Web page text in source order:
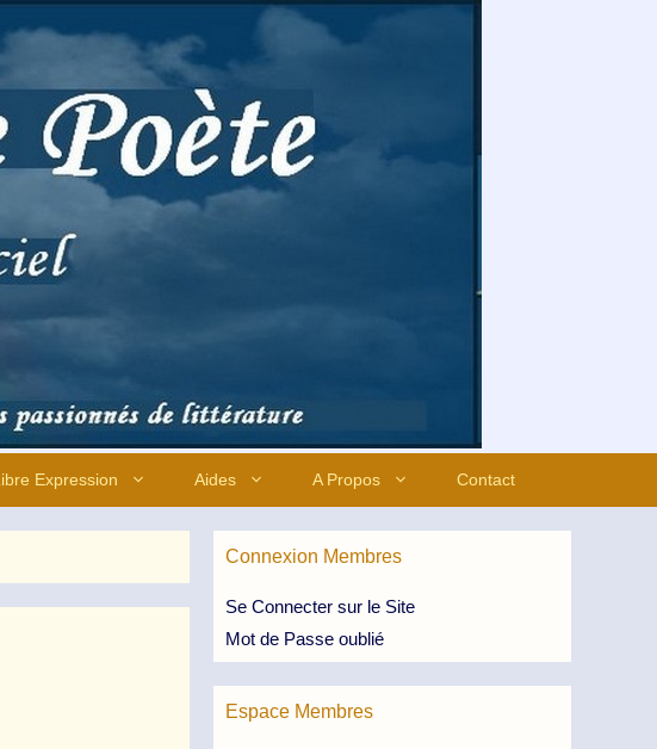
Expression Aides A Propos Contact
Connexion Membres
Se Connecter sur le Site
Mot de Passe oublié
Espace Membres